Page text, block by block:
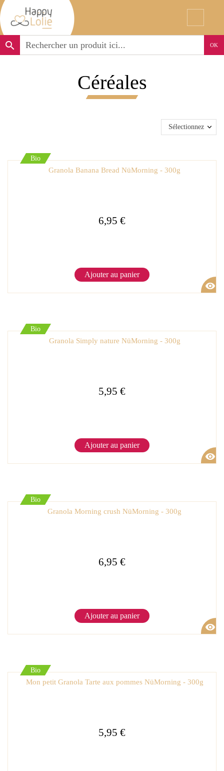
search OK
Céréales
Sélectionnez
Bio
Granola Banana Bread NüMorning - 300g
6,95 €
Ajouter au panier
visibility
Bio
Granola Simply nature NüMorning - 300g
5,95 €
Ajouter au panier
visibility
Bio
Granola Morning crush NüMorning - 300g
6,95 €
Ajouter au panier
visibility
Bio
Mon petit Granola Tarte aux pommes NüMorning - 300g
5,95 €